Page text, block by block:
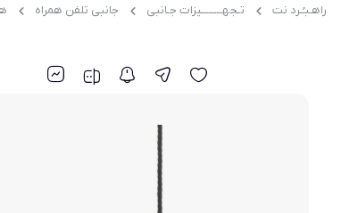
مــودم 3G/4G/5G/TD-LTE
مــــحـصـولات هــــــمــراه اول
مـــــــحـصــولات رایـــــــتـــــــل
راهـبـُـرد نت تـجهــــــــیزات جـانبی جانبی تلفن همراه